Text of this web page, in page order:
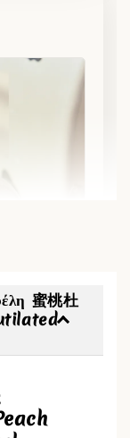
獎？水晶福
蜜桃杜